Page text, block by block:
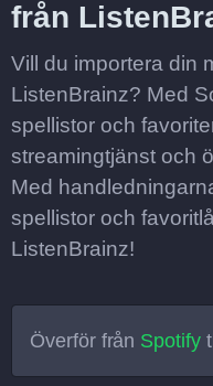
från
Vill du importera din
ListenBrainz? Med
spellistor och
streamingtjänst och
Med
spellistor och
ListenBrainz!
Överför från Spotify